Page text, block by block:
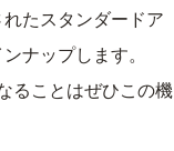
たスタンダードア
ナップします。
ることはぜひこの機